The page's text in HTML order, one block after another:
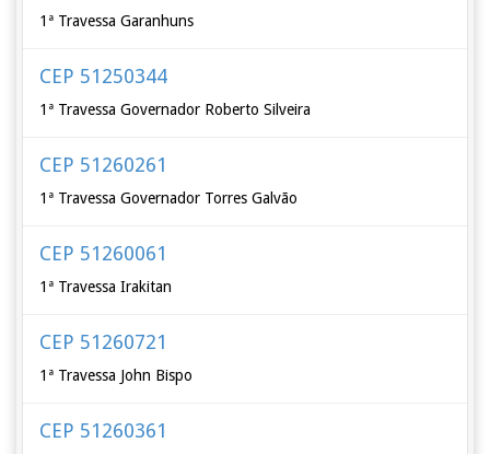
1ª Travessa Garanhuns
CEP 51250344
1ª Travessa Governador Roberto Silveira
CEP 51260261
1ª Travessa Governador Torres Galvão
CEP 51260061
1ª Travessa Irakitan
CEP 51260721
1ª Travessa John Bispo
CEP 51260361